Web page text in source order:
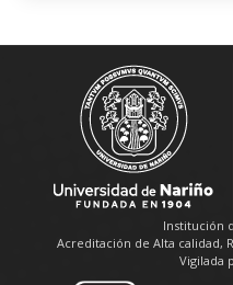
Institución
Acreditación de Alta calidad,
Vigilada